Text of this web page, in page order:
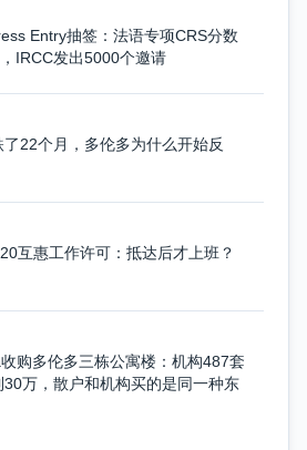
Entry抽签：法语专项CRS分数
IRCC发出5000个邀请
22个月，多伦多为什么开始反
互惠工作许可：抵达后才上班？
购多伦多三栋公寓楼：机构487套
万，散户和机构买的是同一种东